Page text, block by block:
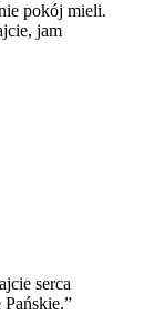
pokój mieli.
jam
serca
”